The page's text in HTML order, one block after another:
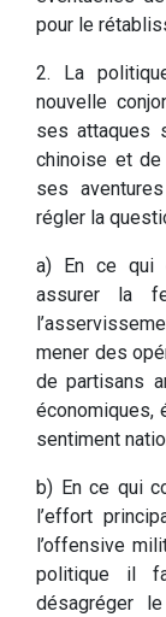
pour le
2. La
nouvelle
ses attaques
chinoise et
ses
régler la
a) En ce qui
assurer la
mener des
de partisans
économiques,
sentiment
b) En ce qui
l’effort
l’offensive
politique il
désagréger